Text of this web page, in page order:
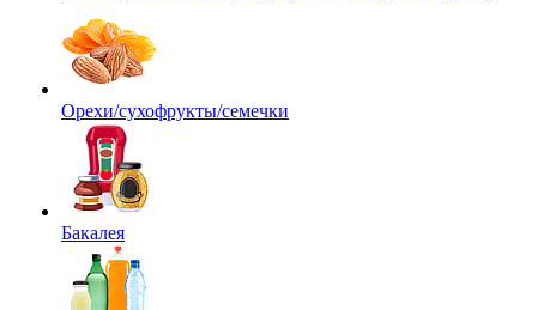
Орехи/сухофрукты/семечки
Бакалея